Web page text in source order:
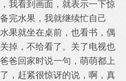
我看到画面，就表示一下惊
完水果，我就继续忙自己
果就坐在桌前，也看书，偶
掉，不给看了。关了电视也
爸回家时说一句，萌萌都上
，赶紧很惊讶的说，啊，真